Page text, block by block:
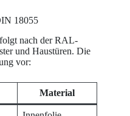
18055
nach der RAL-
und Haustüren. Die
vor:
Material